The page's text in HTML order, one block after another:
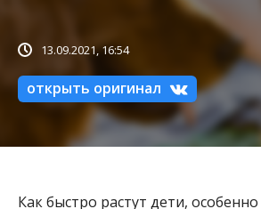
13.09.2021, 16:54
открыть оригинал
Как быстро растут дети,